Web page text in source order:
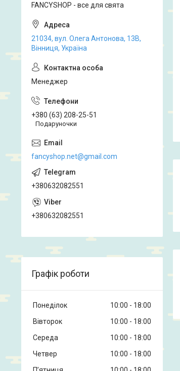
FANCYSHOP - все для свята
21034, вул. Олега Антонова, 13В,
Вінниця, Україна
Менеджер
+380 (63) 208-25-51
Подаруночки
fancyshop.net@gmail.com
+380632082551
+380632082551
Графік роботи
Понеділок 10:00
18:00
Вівторок
10:00
18:00
Середа
10:00
18:00
Четвер
10:00
18:00